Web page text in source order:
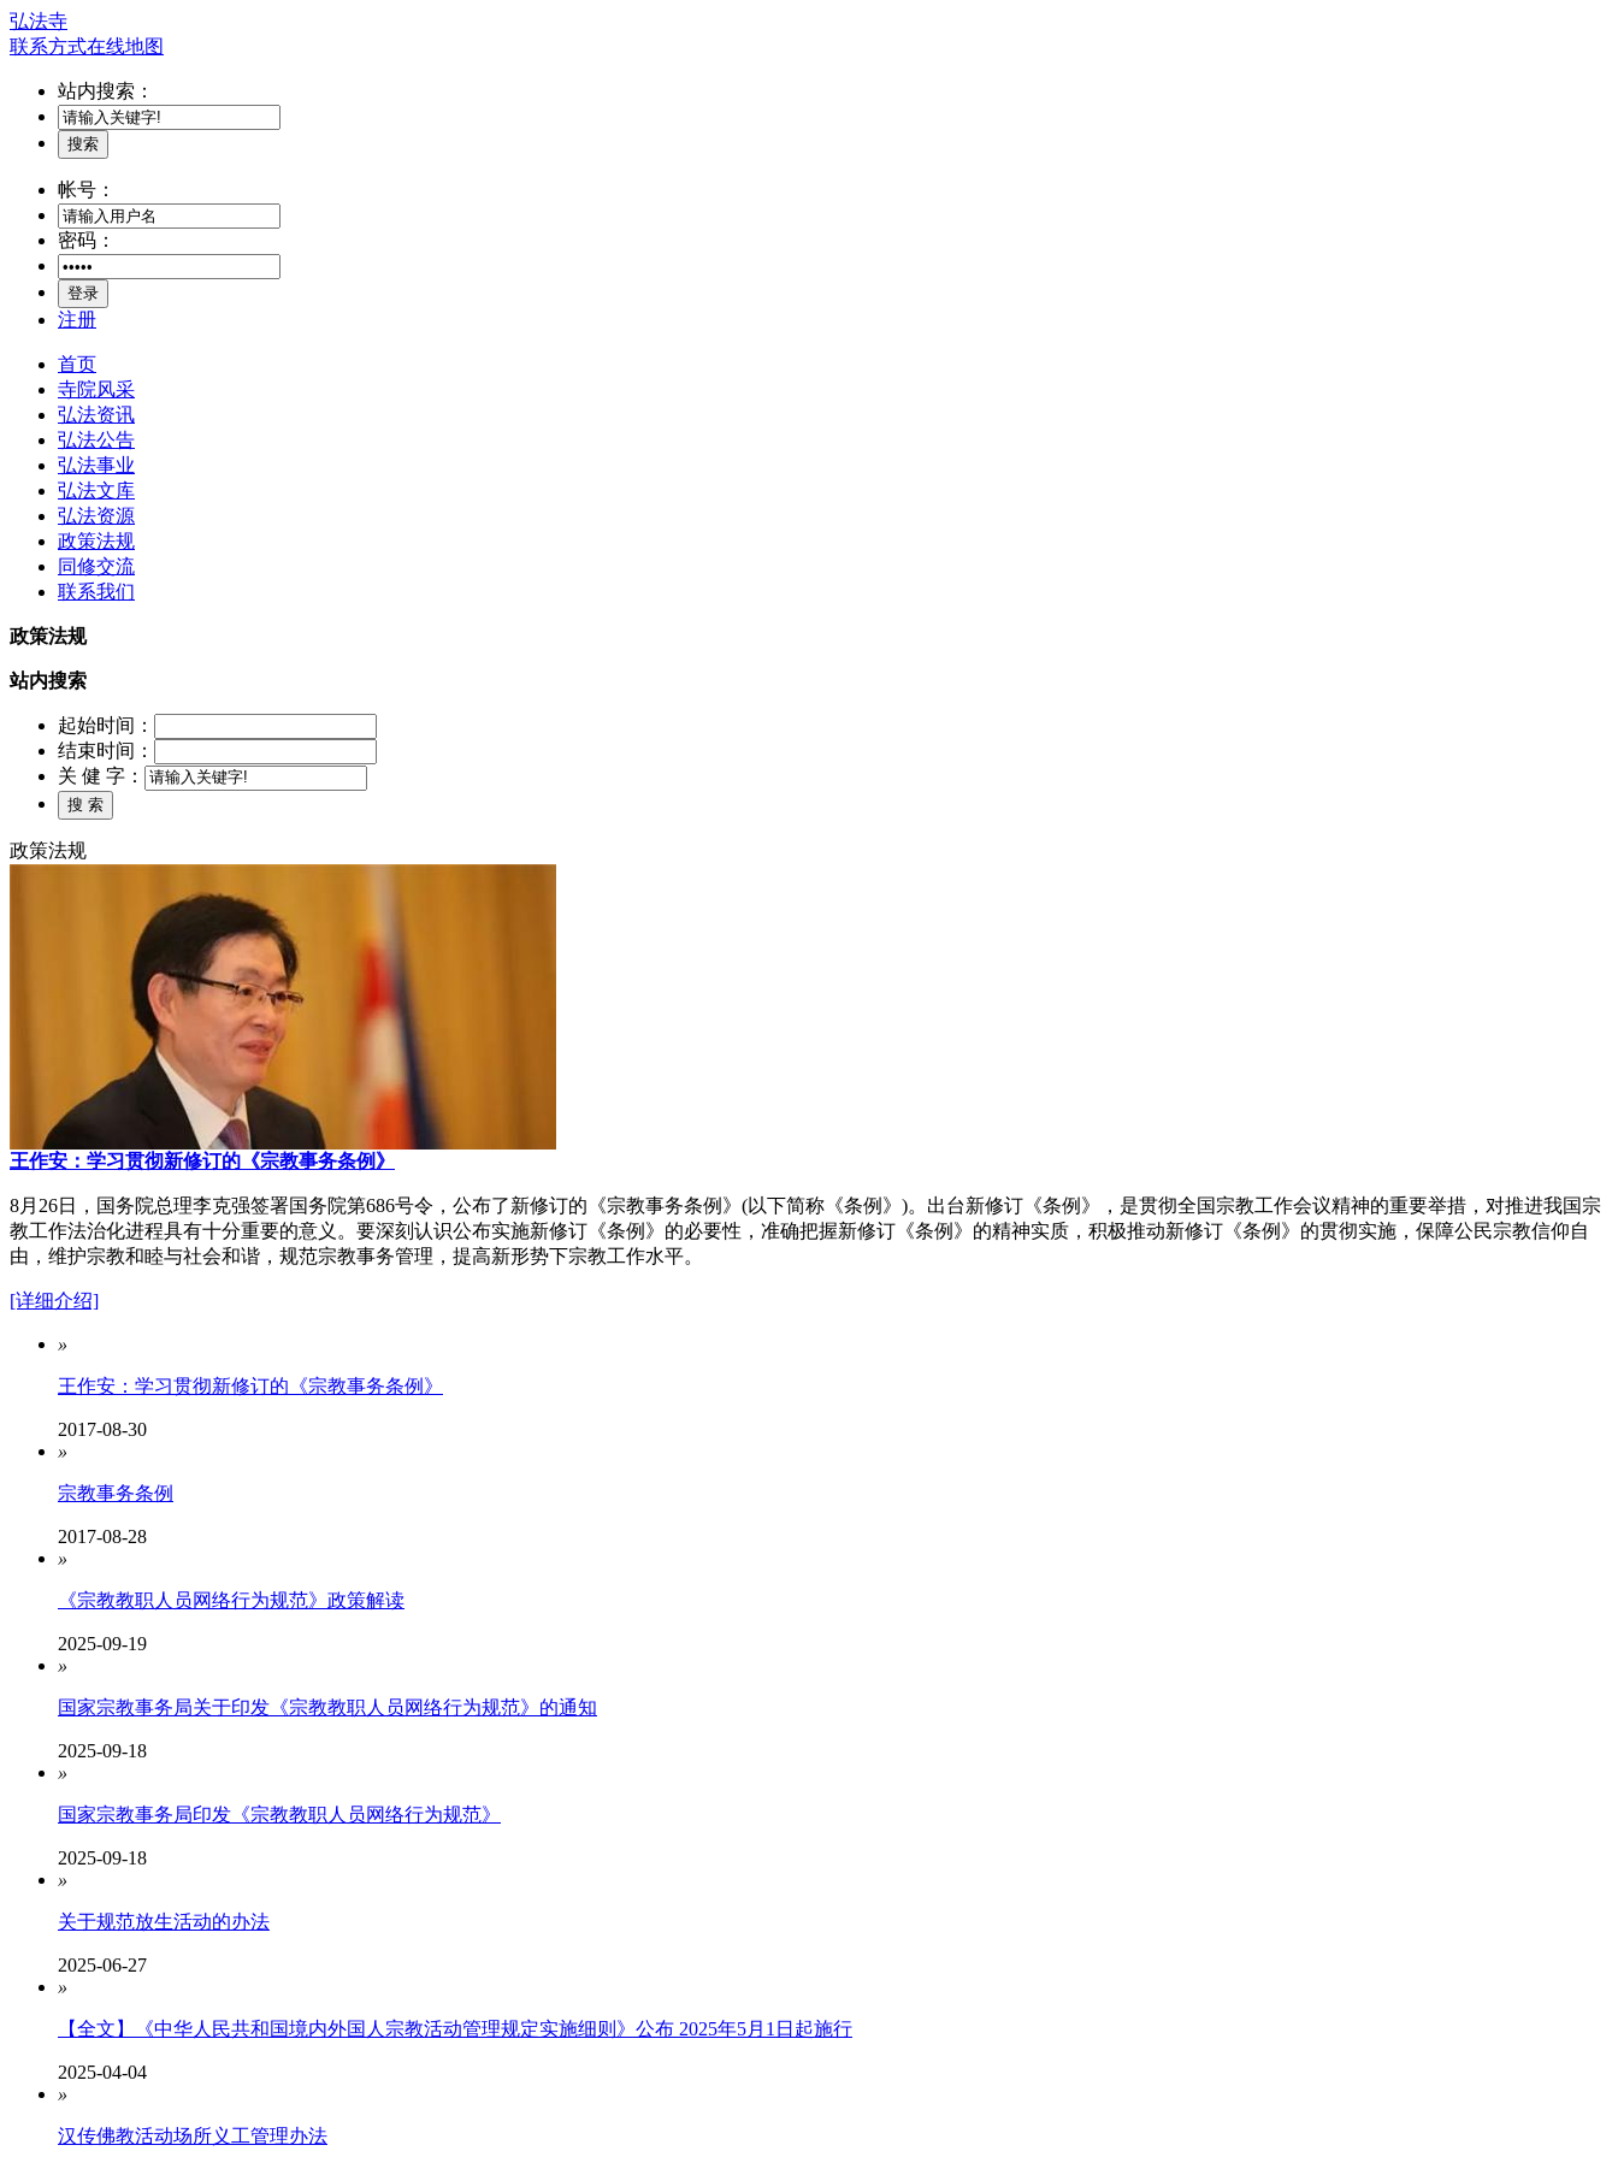
弘法寺
联系方式在线地图
站内搜索：
搜索
帐号：
密码：
登录
注册
首页
寺院风采
弘法资讯
弘法公告
弘法事业
弘法文库
弘法资源
政策法规
同修交流
联系我们
政策法规
站内搜索
起始时间：
结束时间：
关 健 字：
政策法规
王作安：学习贯彻新修订的《宗教事务条例》
8月26日，国务院总理李克强签署国务院第686号令，公布了新修订的《宗教事务条例》(以下简称《条例》)。出台新修订《条例》，是贯彻全国宗教工作会议精神的重要举措，对推进我国宗
教工作法治化进程具有十分重要的意义。要深刻认识公布实施新修订《条例》的必要性，准确把握新修订《条例》的精神实质，积极推动新修订《条例》的贯彻实施，保障公民宗教信仰自
由，维护宗教和睦与社会和谐，规范宗教事务管理，提高新形势下宗教工作水平。
[详细介绍]
»
王作安：学习贯彻新修订的《宗教事务条例》
2017-08-30
»
宗教事务条例
2017-08-28
»
《宗教教职人员网络行为规范》政策解读
2025-09-19
»
国家宗教事务局关于印发《宗教教职人员网络行为规范》的通知
2025-09-18
»
国家宗教事务局印发《宗教教职人员网络行为规范》
2025-09-18
»
关于规范放生活动的办法
2025-06-27
»
【全文】《中华人民共和国境内外国人宗教活动管理规定实施细则》公布 2025年5月1日起施行
2025-04-04
»
汉传佛教活动场所义工管理办法